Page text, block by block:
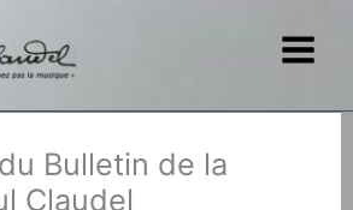
Bulletin de la
Claudel